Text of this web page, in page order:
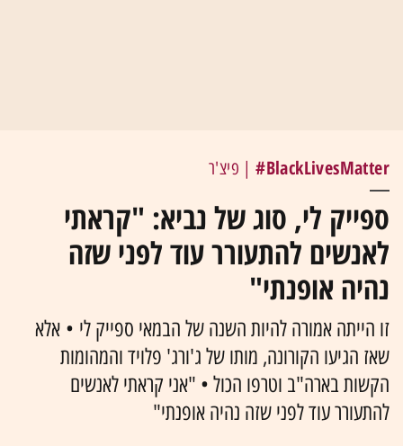
BlackLivesMatter# | פיצ'ר
ספייק לי, סוג של נביא: "קראתי
לאנשים להתעורר עוד לפני שזה
נהיה אופנתי"
זו הייתה אמורה להיות השנה של הבמאי ספייק לי • אלא
שאז הגיעו הקורונה, מותו של ג'ורג' פלויד והמהומות
הקשות בארה"ב וטרפו הכול • "אני קראתי לאנשים
להתעורר עוד לפני שזה נהיה אופנתי"